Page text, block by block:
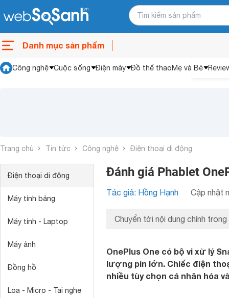
Danh mục sản phẩm
Công nghệ Cuộc sống Điện máy Đồ thể thaoMẹ và Bé
Trang chủ Tin tức Công nghệ Điện thoại di động
Điện thoại di động
Máy tính bảng
Máy tính - Laptop
Máy ảnh
Đồng hồ
Loa - Micro - Tai nghe
Đánh giá Phablet
Tác giả: Hồng Hạnh Cập nhật
Chuyển tới nội dung chính trong
OnePlus One có bộ vi xử lý
lượng pin lớn. Chiếc điện
nhiều tùy chọn cá nhân hóa